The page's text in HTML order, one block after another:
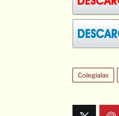
Colegialas